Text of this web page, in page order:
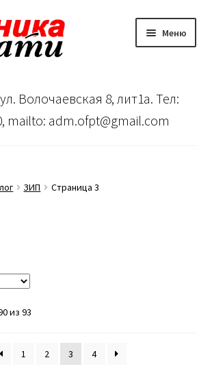
Меню
Волочаевская 8, лит1а. Тел:
mailto: adm.ofpt@gmail.com
ЗИП Страница 3
из 93Сортировка:
популярности
1
2 3 4